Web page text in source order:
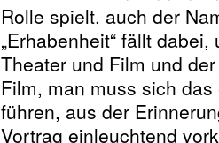
Rolle spielt, auch der
„Erhabenheit“ fällt
Theater und Film und
Film, man muss sich
führen, aus der
Vortrag einleuchtend